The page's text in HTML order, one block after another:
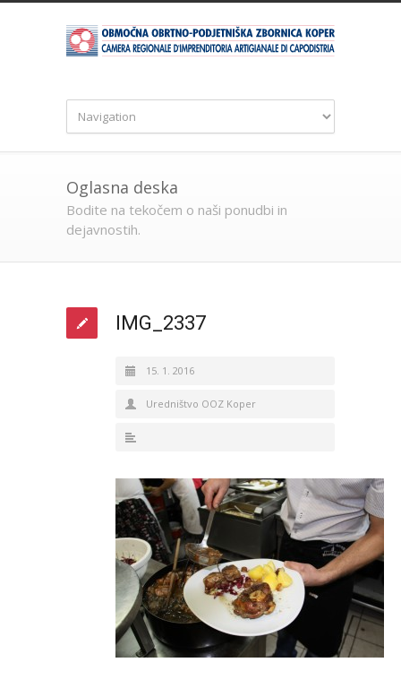
Oglasna deska
Bodite na tekočem o naši ponudbi in
dejavnostih.
IMG_2337
15. 1. 2016
Uredništvo OOZ Koper